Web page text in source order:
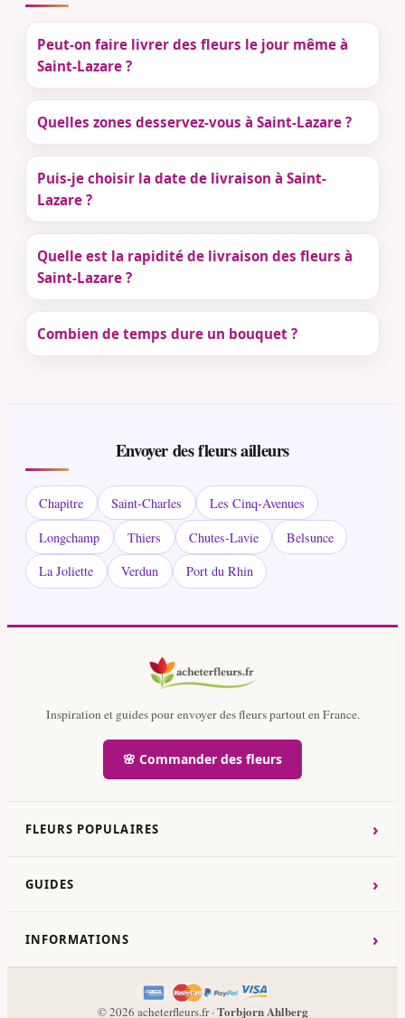
Peut-on faire livrer des fleurs le jour même à
Saint-Lazare ?
Quelles zones desservez-vous à Saint-Lazare ?
Puis-je choisir la date de livraison à Saint-
Lazare ?
Quelle est la rapidité de livraison des fleurs à
Saint-Lazare ?
Combien de temps dure un bouquet ?
Envoyer des fleurs ailleurs
Chapitre Saint-Charles
Les Cinq-Avenues
Longchamp
Thiers Chutes-Lavie
Belsunce
La Joliette
Verdun Port du Rhin
Inspiration et guides pour envoyer des fleurs partout en France.
🌸 Commander des fleurs
FLEURS POPULAIRES ›
GUIDES ›
INFORMATIONS ›
© 2026 acheterfleurs.fr ·Torbjorn Ahlberg